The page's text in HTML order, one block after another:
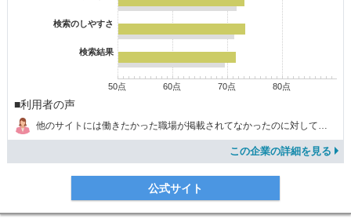
検索のしやすさ
検索結果
50点 60点 70点 80点
■利用者の声
他のサイトには働きたかった職場が掲載されてなかったのに対してジョブセンスにはあったので良かった。
この企業の詳細を見る
公式サイト